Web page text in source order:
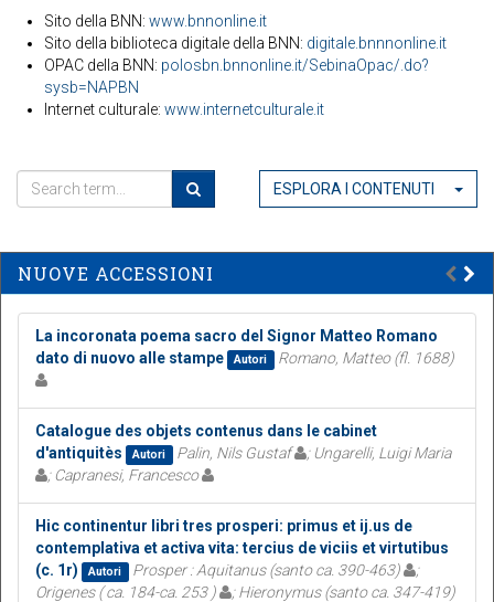
Sito della BNN: www.bnnonline.it
Sito della biblioteca digitale della BNN: digitale.bnnnonline.it
OPAC della BNN: polosbn.bnnonline.it/SebinaOpac/.do?
sysb=NAPBN
Internet culturale: www.internetculturale.it
ESPLORA I CONTENUTI
NUOVE ACCESSIONI
La incoronata poema sacro del Signor Matteo Romano
dato di nuovo alle stampe
Autori Romano, Matteo (fl. 1688)
Catalogue des objets contenus dans le cabinet
d'antiquitès
Autori Palin, Nils Gustaf
; Ungarelli, Luigi Maria
; Capranesi, Francesco
Hic continentur libri tres prosperi: primus et ij.us de
contemplativa et activa vita: tercius de viciis et virtutibus
(c. 1r)
Autori Prosper : Aquitanus (santo ca. 390-463)
;
Origenes ( ca. 184-ca. 253 )
; Hieronymus (santo ca. 347-419)